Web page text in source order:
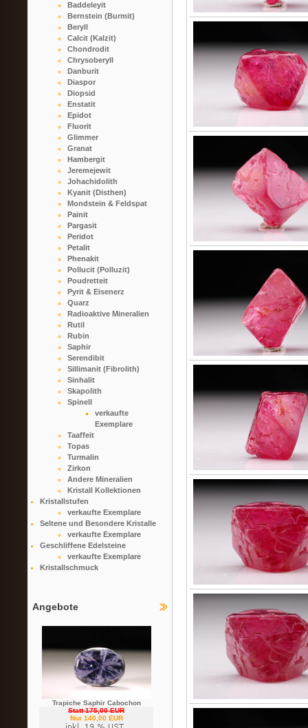
Baddeleyit
Bernstein (Burmit)
Beryll
Calcit (Kalzit)
Chondrodit
Chrysoberyll
Danburit
Diaspor
Diopsid
Enstatit
Epidot
Fluorit
Glimmer
Granat
Hambergit
Jeremejewit
Johachidolith
Kyanit (Disthen)
Mondstein & Feldspat
Painit
Pargasit
Peridot
Petalit
Phenakit
Pollucit (Polluzit)
Poudretteit
Pyrit & Eisenerz
Quarz
Radioaktive Mineralien
Rutil
Rubin
Saphir
Serendibit
Sillimanit (Fibrolith)
Sinhalit
Skapolith
Spinell
verkaufte
Exemplare
Taaffeit
Topas
Turmalin
Zirkon
Andere Mineralien
Kristall Kollektionen
Kristallstufen
verkaufte Exemplare
Seltene und Besondere Kristalle
verkaufte Exemplare
Geschliffene Edelsteine
verkaufte Exemplare
Kristallschmuck
Angebote
Trapiche Saphir Cabochon
Statt 175,00 EUR
Nur 140,00 EUR